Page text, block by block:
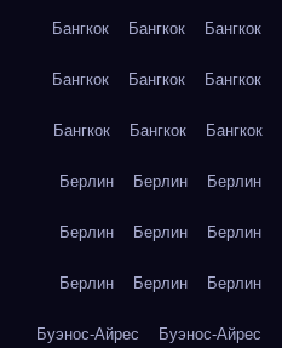
Бангкок Бангкок Бангкок
Бангкок Бангкок Бангкок
Бангкок Бангкок Бангкок
Берлин Берлин Берлин
Берлин Берлин Берлин
Берлин Берлин Берлин
Буэнос-Айрес Буэнос-Айрес